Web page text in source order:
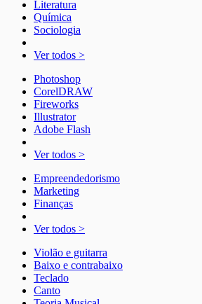
Literatura
Química
Sociologia
Ver todos >
Photoshop
CorelDRAW
Fireworks
Illustrator
Adobe Flash
Ver todos >
Empreendedorismo
Marketing
Finanças
Ver todos >
Violão e guitarra
Baixo e contrabaixo
Teclado
Canto